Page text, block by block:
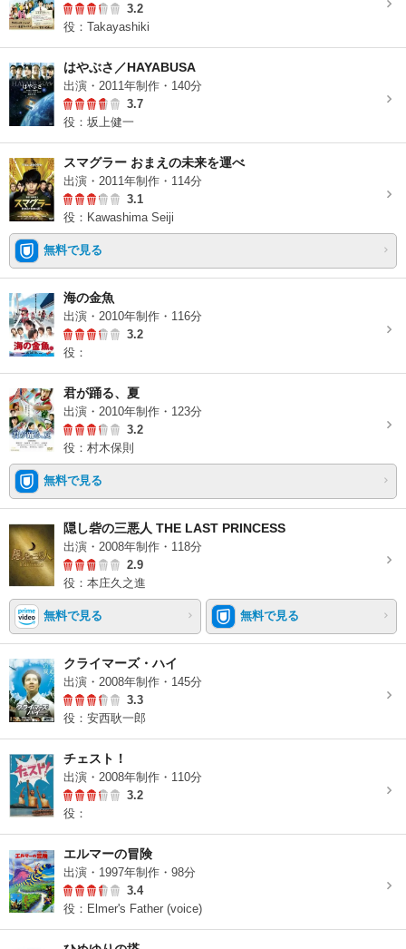
3.2
役：Takayashiki
はやぶさ／HAYABUSA
出演・2011年制作・140分
3.7
役：坂上健一
スマグラー おまえの未来を運べ
出演・2011年制作・114分
3.1
役：Kawashima Seiji
無料で見る
海の金魚
出演・2010年制作・116分
3.2
役：
君が踊る、夏
出演・2010年制作・123分
3.2
役：村木保則
無料で見る
隠し砦の三悪人 THE LAST PRINCESS
出演・2008年制作・118分
2.9
役：本庄久之進
無料で見る 無料で見る
クライマーズ・ハイ
出演・2008年制作・145分
3.3
役：安西耿一郎
チェスト！
出演・2008年制作・110分
3.2
役：
エルマーの冒険
出演・1997年制作・98分
3.4
役：Elmer's Father (voice)